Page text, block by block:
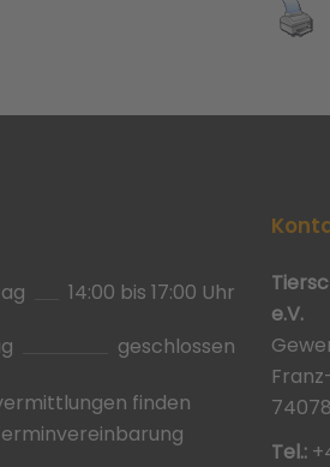
14:00 bis 17:00 Uhr
geschlossen
finden
e.V.
Tel.: